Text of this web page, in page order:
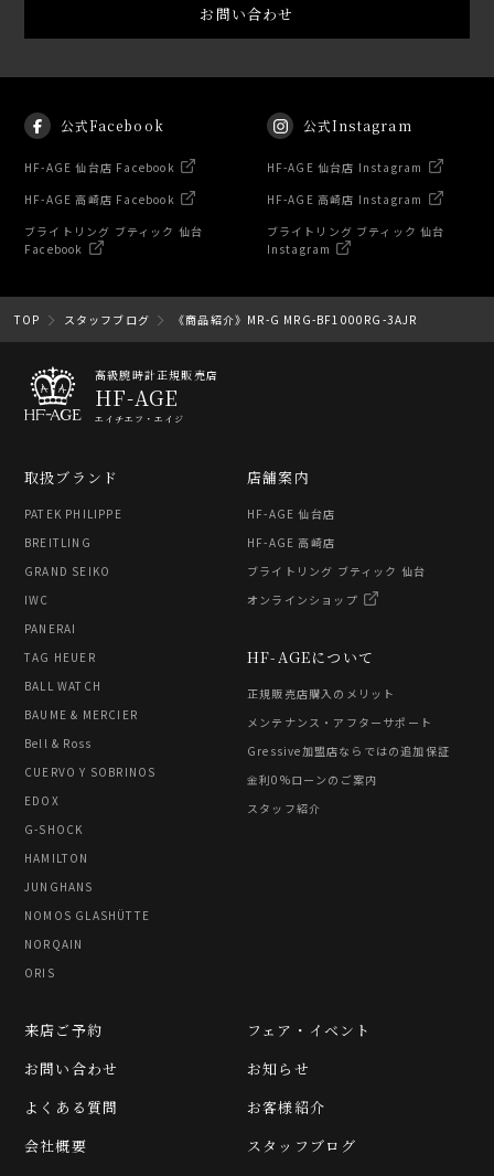
お問い合わせ
公式Facebook
HF-AGE 仙台店 Facebook
HF-AGE 高崎店 Facebook
ブライトリング ブティック 仙台
Facebook
公式Instagram
HF-AGE 仙台店 Instagram
HF-AGE 高崎店 Instagram
ブライトリング ブティック 仙台
Instagram
TOP スタッフブログ 《商品紹介》MR-G MRG-BF1000RG-3AJR
高級腕時計正規販売店
HF-AGE
エイチエフ・エイジ
取扱ブランド
PATEK PHILIPPE
BREITLING
GRAND SEIKO
IWC
PANERAI
TAG HEUER
BALL WATCH
BAUME & MERCIER
Bell & Ross
CUERVO Y SOBRINOS
EDOX
G-SHOCK
HAMILTON
JUNGHANS
NOMOS GLASHÜTTE
NORQAIN
ORIS
HF-AGEについて
正規販売店購入のメリット
メンテナンス・アフターサポート
Gressive加盟店ならではの追加保証
金利0%ローンのご案内
スタッフ紹介
店舗案内
HF-AGE 仙台店
HF-AGE 高崎店
ブライトリング ブティック 仙台
オンラインショップ
フェア・イベント
お知らせ
お客様紹介
スタッフブログ
来店ご予約
お問い合わせ
よくある質問
会社概要